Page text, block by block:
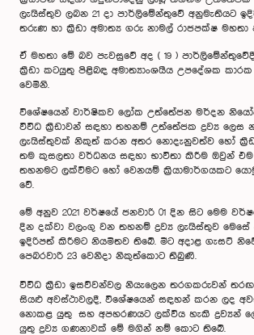
ලැයිස්තුව ලබන 21 දා පාර්ලිමේන්තුවේ අනුමැතියට
තරුණ හා ක්‍රීඩා අමාත්‍ය ගරු නාමල් රාජපක්ෂ මහතා
ඒ මහතා මේ බව පැවසුවේ අද ( 19 )
ක්‍රීඩා කටයුතු පිළිබඳ අමාත්‍යාංශයීය උපදේශක
වෙමිනි.
විශේෂයෙන් වාර්ෂිකව ලෝක උත්තේජන මර්දන
විවිධ ක්‍රීඩාවන් සඳහා තහනම් උත්තේජක ද්‍රව්‍ය ලෙස
ලැයිස්තුවක් නිකුත් කරන අතර නොදැනුවත්ව හෝ
තම කුසලතා වර්ධනය සඳහා භාවිතා කිරීම ඔවුන්
තහනමට ලක්වීමට හෝ වෙනයම් ක්‍රියාමාර්ගයකට
වේ.
මේ අනුව 2021 වර්ෂයේ ජනවාරි 01 දින සිට මෙම
දින දක්වා වලංගු වන තහනම් ද්‍රව්‍ය ලැයිස්තුව මෙසේ
ඉදිරිපත් කිරීමට නියමිතව තිබේ. මීට අදාළ ගැසට්
පෙබරවාරි 23 වෙනිදා නිකුත්කොට තිබුණි.
විවිධ ක්‍රීඩා ඉසව්වන්වල නියැලෙන තරගකරුවන් තරඟ
සියළු අවස්ථාවලදී, විශේෂයෙන් සඳහන් කරන ලද
නොකළ යුතු සහ අපහරණයට ලක්විය හැකි ද්‍රව්‍යන්
යුතු ද්‍රව්‍ය ගණනාවක් මේ මගින් නම් කොට තිබේ.